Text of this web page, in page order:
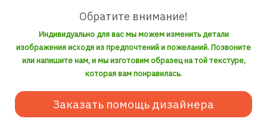
Обратите внимание!
Индивидуально для вас мы можем изменить детали
изображения исходя из предпочтений и пожеланий. Позвоните
или напишите нам, и мы изготовим образец на той текстуре,
которая вам понравилась.
Заказать помощь дизайнера